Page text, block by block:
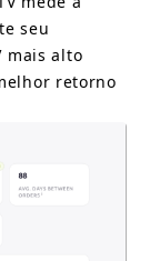
seu
mais alto
retorno